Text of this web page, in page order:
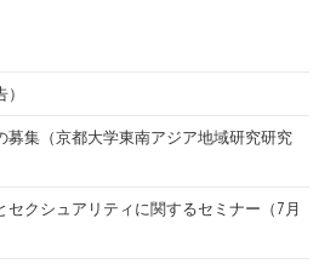
募集（京都大学東南アジア地域研究研究
セクシュアリティに関するセミナー（7月